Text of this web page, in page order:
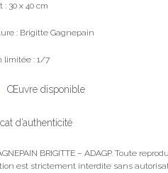
: 30 x 40 cm
: Brigitte Gagnepain
limitée : 1/7
Œuvre disponible
d’authenticité
BRIGITTE – ADAGP. Toute
est strictement interdite sans